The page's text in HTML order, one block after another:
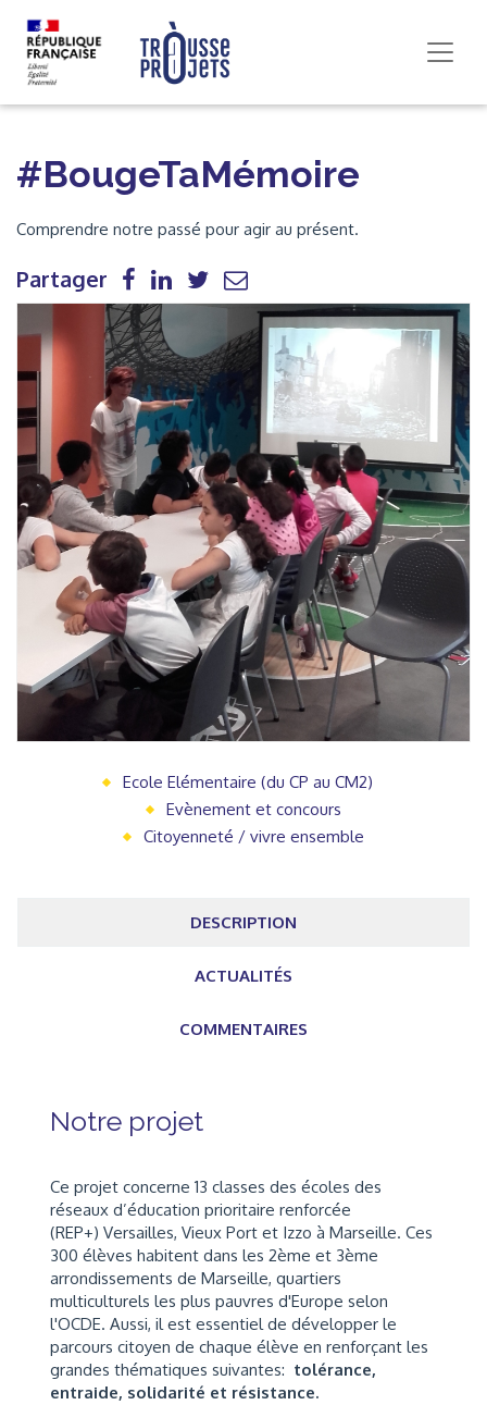
#BougeTaMémoire
Comprendre notre passé pour agir au présent.
Partager
Ecole Elémentaire (du CP au CM2)
Evènement et concours
Citoyenneté / vivre ensemble
DESCRIPTION
ACTUALITÉS
COMMENTAIRES
Notre projet
Ce projet concerne 13 classes des écoles des
réseaux d’éducation prioritaire renforcée
(REP+) Versailles, Vieux Port et Izzo à Marseille. Ces
300 élèves habitent dans les 2ème et 3ème
arrondissements de Marseille, quartiers
multiculturels les plus pauvres d'Europe selon
l'OCDE. Aussi, il est essentiel de développer le
parcours citoyen de chaque élève en renforçant les
grandes thématiques suivantes: tolérance,
entraide, solidarité et résistance.